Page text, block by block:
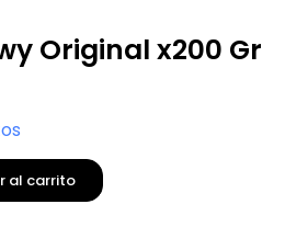
Original x200 Gr
al carrito